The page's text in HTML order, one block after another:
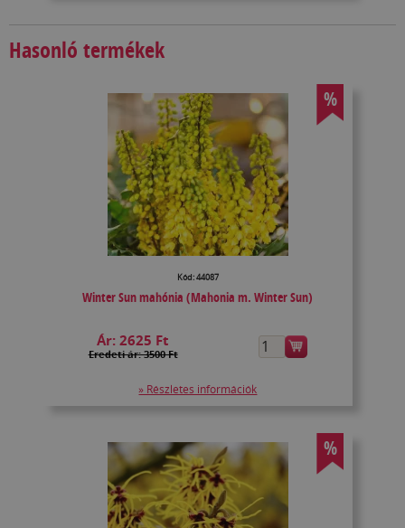
Hasonló termékek
%
Kód: 44087
Winter Sun mahónia (Mahonia m. Winter Sun)
Ár:2625 Ft
Eredeti ár: 3500 Ft
» Részletes információk
%